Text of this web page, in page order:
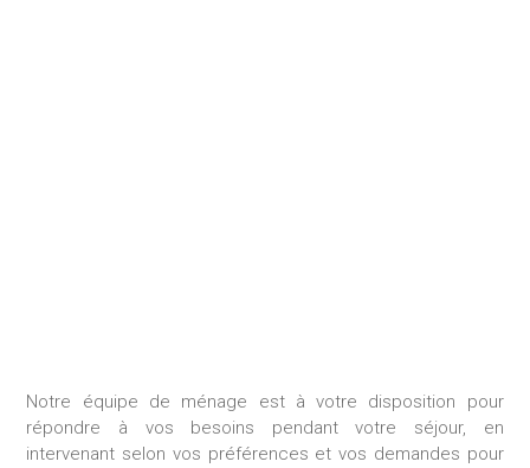
Notre équipe de ménage est à votre disposition pour
répondre à vos besoins pendant votre séjour, en
intervenant selon vos préférences et vos demandes pour